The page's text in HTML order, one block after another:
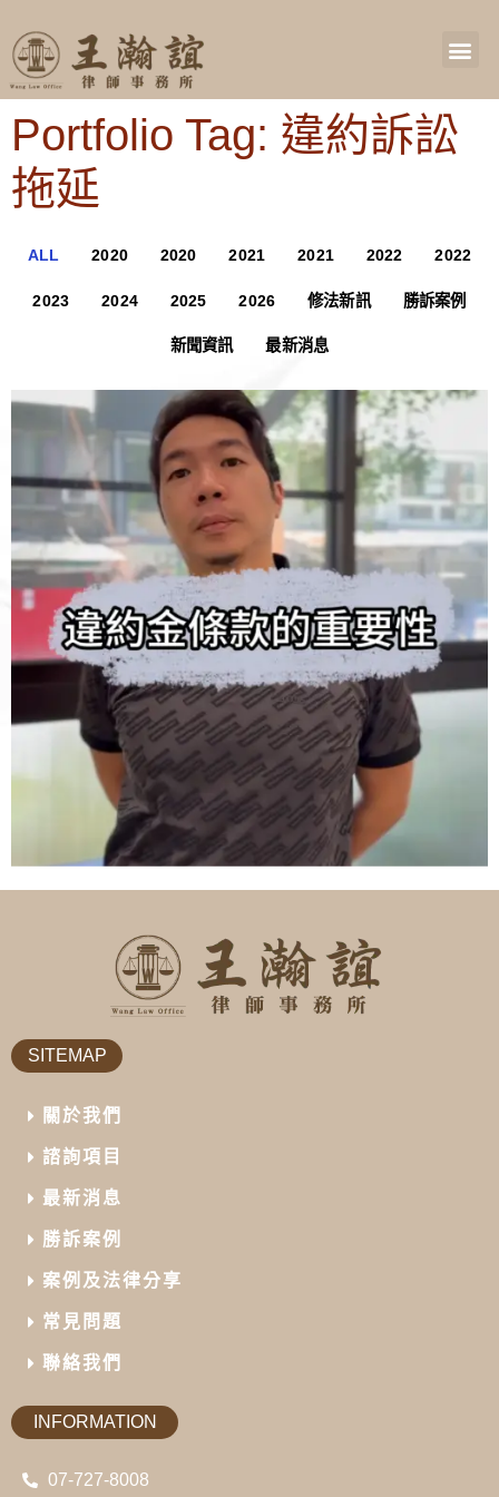
Portfolio Tag: 違約訴訟
拖延
ALL 2020 2020 2021 2021 2022 2022
2023 2024 2025 2026 修法新訊 勝訴案例
新聞資訊 最新消息
SITEMAP
關於我們
諮詢項目
最新消息
勝訴案例
案例及法律分享
常見問題
聯絡我們
INFORMATION
07-727-8008